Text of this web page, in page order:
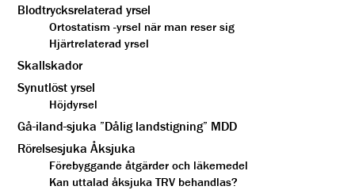
Blodtrycksrelaterad yrsel
Ortostatism -yrsel när man reser sig
Hjärtrelaterad yrsel
Skallskador
Synutlöst yrsel
Höjdyrsel
Gå-iland-sjuka ”Dålig landstigning” MDD
Rörelsesjuka Åksjuka
Förebyggande åtgärder och läkemedel
Kan uttalad åksjuka TRV behandlas?